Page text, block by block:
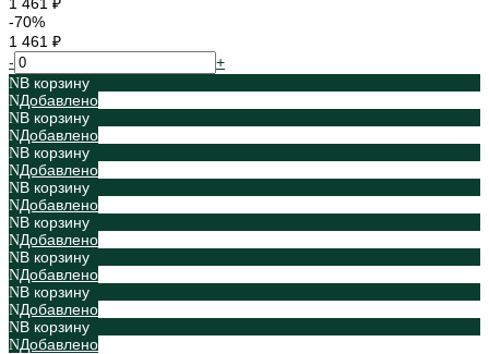
-70%
1 461 ₽
-
+
В корзину
Добавлено
В корзину
Добавлено
В корзину
Добавлено
В корзину
Добавлено
В корзину
Добавлено
В корзину
Добавлено
В корзину
Добавлено
В корзину
Добавлено